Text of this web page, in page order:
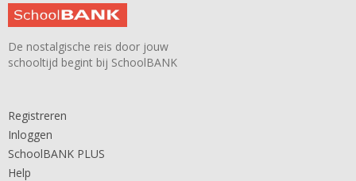
De nostalgische reis door jouw
schooltijd begint bij SchoolBANK
Registreren
Inloggen
SchoolBANK PLUS
Help